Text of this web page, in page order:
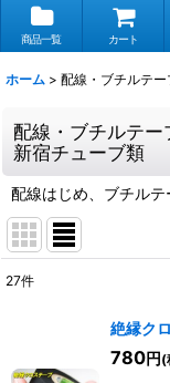
商品一覧 カート
ホーム > 配線・ブチルテ
配線・ブチルテ
新宿チューブ類
配線はじめ、ブチルテ
27件
絶縁ク
780円(